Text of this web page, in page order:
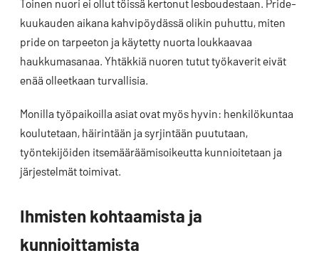
Toinen nuori ei ollut töissä kertonut lesboudestaan. Pride-
kuukauden aikana kahvipöydässä olikin puhuttu, miten
pride on tarpeeton ja käytetty nuorta loukkaavaa
haukkumasanaa. Yhtäkkiä nuoren tutut työkaverit eivät
enää olleetkaan turvallisia.
Monilla työpaikoilla asiat ovat myös hyvin: henkilökuntaa
koulutetaan, häirintään ja syrjintään puututaan,
työntekijöiden itsemääräämisoikeutta kunnioitetaan ja
järjestelmät toimivat.
Ihmisten kohtaamista ja
kunnioittamista